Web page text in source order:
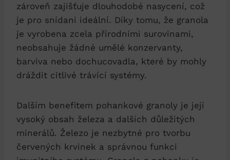
zároveň zajišťuje dlouhodobé nasycení, což
je pro snídani ideální. Díky tomu, že granola
je vyrobena zcela přírodními surovinami,
neobsahuje žádné umělé konzervanty,
barviva nebo dochucovadla, které by mohly
dráždit citlivé trávící systémy.
Dalším benefitem pohankové granoly je její
vysoký obsah železa a dalších důležitých
minerálů. Železo je nezbytné pro tvorbu
červených krvinek a správnou funkci